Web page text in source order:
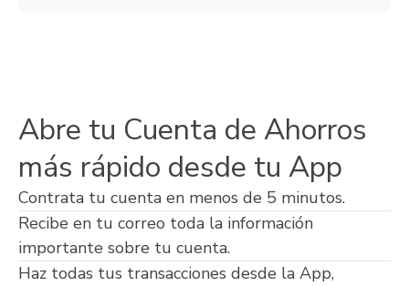
Abre tu Cuenta de Ahorros
más rápido desde tu App
Contrata tu cuenta en menos de 5 minutos.
Recibe en tu correo toda la información
importante sobre tu cuenta.
Haz todas tus transacciones desde la App,